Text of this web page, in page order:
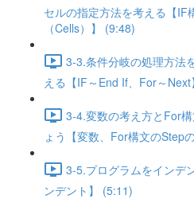
セルの指定方法を考える【IF
（Cells）】 (9:48)
3-3.条件分岐の処理方法
える【IF～End If、For～
3-4.変数の考え方とFor
ょう【変数、For構文のStep
3-5.プログラムをインデ
ンデント】 (5:11)